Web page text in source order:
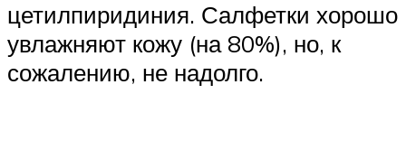
цетилпиридиния. Салфетки хорошо
увлажняют кожу (на 80%), но, к
сожалению, не надолго.